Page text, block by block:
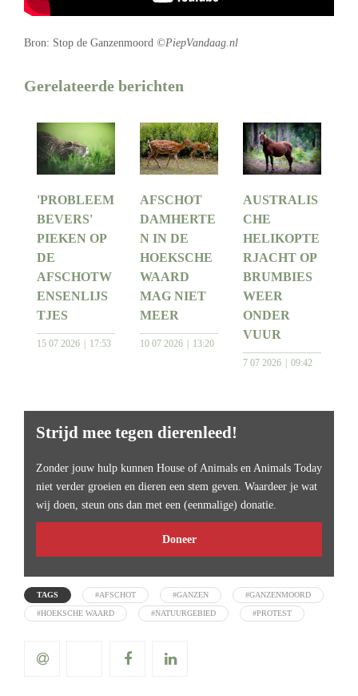
Bron: Stop de Ganzenmoord ©PiepVandaag.nl
Gerelateerde berichten
'PROBLEEM
BEVERS'
PIEKEN OP
DE
AFSCHOTW
ENSENLIJS
TJES
15 07 2026 17:53
AFSCHOT
DAMHERTE
N IN DE
HOEKSCHE
WAARD
MAG NIET
MEER
10 07 2026 13:20
AUSTRALIS
CHE
HELIKOPTE
RJACHT OP
BRUMBIES
WEER
ONDER
VUUR
7 07 2026 09:42
Strijd mee tegen dierenleed!
Zonder jouw hulp kunnen House of Animals en Animals Today
niet verder groeien en dieren een stem geven. Waardeer je wat
wij doen, steun ons dan met een (eenmalige) donatie.
Doneer
TAGS #AFSCHOT #GANZEN #GANZENMOORD
#HOEKSCHE WAARD #NATUURGEBIED #PROTEST